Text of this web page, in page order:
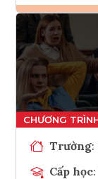
Trường:
Cấp học: